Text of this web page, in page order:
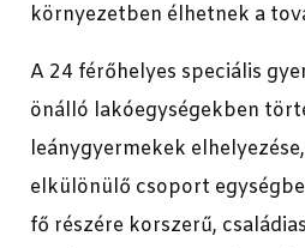
környezetben élhetnek a
A 24 férőhelyes speciális
önálló lakóegységekben
leánygyermekek
elkülönülő csoport
fő részére korszerű,